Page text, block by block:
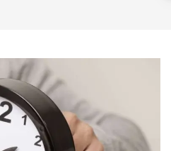
м